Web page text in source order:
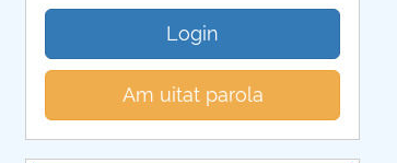
Login
Am uitat parola